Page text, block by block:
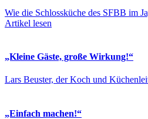
Wie die Schlossküche des SFBB im
Artikel lesen
„Kleine Gäste, große Wirkung!“
Lars Beuster, der Koch und
„Einfach machen!“